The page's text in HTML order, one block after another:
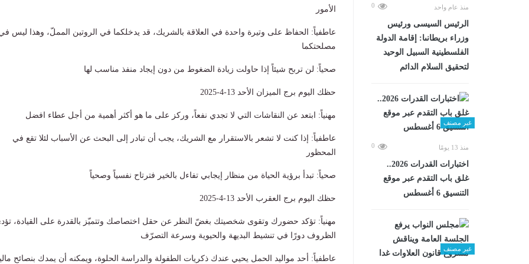
منذ عام واحد 0
الرئيس السيسى ورئيس
وزراء بريطانىا: إقامة الدولة
الفلسطينية السبيل الوحيد
لتحقيق السلام الدائم
غير مصنف
منذ 13 يومًا 0
اختبارات القدرات 2026..
غلق باب التقدم عبر موقع
التنسيق 6 أغسطس
غير مصنف
الأمور
عاطفياً: الحفاظ على وتيرة واحدة في العلاقة بالشريك، قد يدخلكما في الروتين المملّ، وهذا ليس
مصلحتكما
صحياً: لن تربح شيئاً إذا حاولت زيادة الضغوط من دون إيجاد منفذ مناسب لها
حظك اليوم برج الميزان الأحد 13-4-2025
مهنياً: ابتعد عن النقاشات التي لا تجدي نفعاً، وركز على ما هو أكثر أهمية من أجل عطاء افضل
عاطفياً: إذا كنت لا تشعر بالاستقرار مع الشريك، يجب أن تبادر إلى البحث عن الأسباب لئلا تقع في
المحظور
صحياً: تبدأ برؤية الحياة من منظار إيجابي تفاءل بالخير فترتاح نفسياً وصحياً
حظك اليوم برج العقرب الأحد 13-4-2025
مهنياً: تؤكد حضورك وتقوى شخصيتك بغضّ النظر عن حقل اختصاصك وتتميّز بالقدرة على القيادة،
الظروف دورًا في تنشيط البديهة والحيوية وسرعة التصرّف
عاطفياً: أحد مواليد الحمل يحيي عندك ذكريات الطفولة والدراسة الحلوة، ويمكنه أن يمدك بنصائح